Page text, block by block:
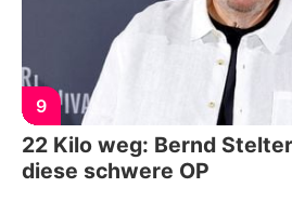
9
22 Kilo weg: Bernd
diese schwere OP